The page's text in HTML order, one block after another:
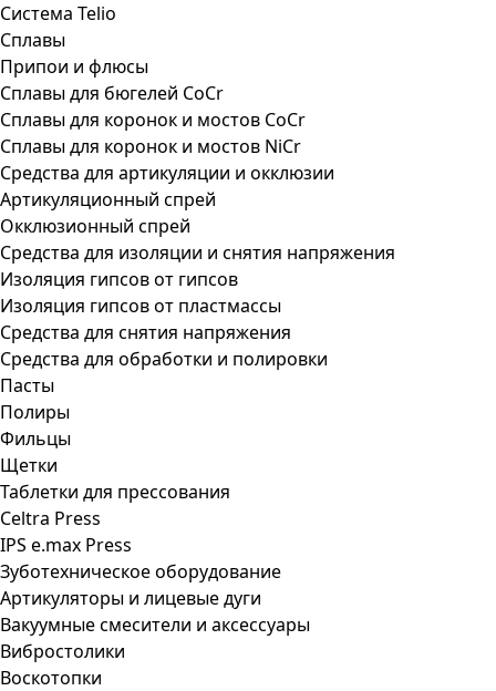
Система Telio
Сплавы
Припои и флюсы
Сплавы для бюгелей CoCr
Сплавы для коронок и мостов CoCr
Сплавы для коронок и мостов NiCr
Средства для артикуляции и окклюзии
Артикуляционный спрей
Окклюзионный спрей
Средства для изоляции и снятия напряжения
Изоляция гипсов от гипсов
Изоляция гипсов от пластмассы
Средства для снятия напряжения
Средства для обработки и полировки
Пасты
Полиры
Фильцы
Щетки
Таблетки для прессования
Celtra Press
IPS e.max Press
Зуботехническое оборудование
Артикуляторы и лицевые дуги
Вакуумные смесители и аксессуары
Вибростолики
Воскотопки